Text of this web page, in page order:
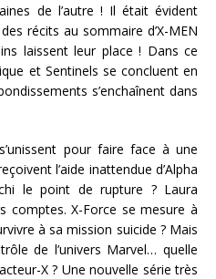
de l’autre ! Il était évident
récits au sommaire d’X-MEN
laissent leur place ! Dans ce
et Sentinels se concluent en
s’enchaînent dans
pour faire face à une
l’aide inattendue d’Alpha
le point de rupture ? Laura
comptes. X-Force se mesure à
à sa mission suicide ? Mais
de l’univers Marvel… quelle
X ? Une nouvelle série très